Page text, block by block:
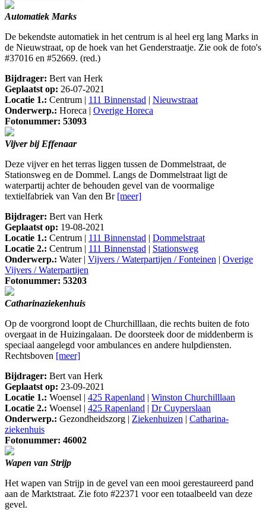
Automatiek Marks
De bekendste automatiek in het centrum is al heel erg lang Marks in
de Nieuwstraat, op de hoek van het Genderstraatje. Zie ook de foto's
#37016 en #52669. (red.)
Bijdrager: Bert van Herk
Geplaatst op: 26-07-2021
Locatie 1.: Centrum | 111 Binnenstad | Nieuwstraat
Onderwerp.: Horeca | Overige Horeca
Fotonummer: 53093
Vijver bij Effenaar
Deze vijver en het terras liggen tussen de Dommelstraat, de
Stationsweg en de Dommel. Langs de Dommelstraat ligt de
waterpartij achter de behouden gevel van de voormalige
textielfabriek van Van den Br [meer]
Bijdrager: Bert van Herk
Geplaatst op: 19-08-2021
Locatie 1.: Centrum | 111 Binnenstad | Dommelstraat
Locatie 2.: Centrum | 111 Binnenstad | Stationsweg
Onderwerp.: Water | Vijvers / Waterpartijen / Fonteinen | Overige
Vijvers / Waterpartijen
Fotonummer: 53203
Catharinaziekenhuis
Op de voorgrond loopt de Churchilllaan, die rechts buiten de foto
overgaat in de Huizingalaan. De doorsteek door de middenberm is
speciaal aangelegd voor ambulances en andere hulpdiensten.
Rechtsboven [meer]
Bijdrager: Bert van Herk
Geplaatst op: 23-09-2021
Locatie 1.: Woensel | 425 Rapenland | Winston Churchilllaan
Locatie 2.: Woensel | 425 Rapenland | Dr Cuyperslaan
Onderwerp.: Gezondheidszorg | Ziekenhuizen | Catharina-
ziekenhuis
Fotonummer: 46002
Wapen van Strijp
Het wapen van Strijp in de gevel van een mooi gerestaureerd pand
aan de Marktstraat. Zie foto #22371 voor een totaalbeeld van deze
gevel.